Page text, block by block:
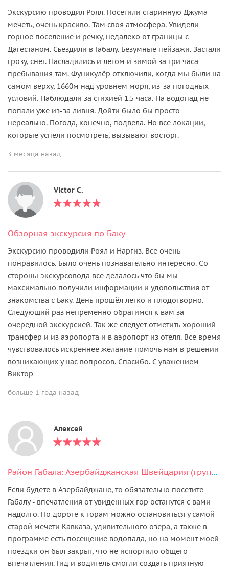
Экскурсию проводил Роял. Посетили старинную Джума
мечеть, очень красиво. Там своя атмосфера. Увидели
горное поселение и речку, недалеко от границы с
Дагестаном. Съездили в Габалу. Безумные пейзажи. Застали
грозу, снег. Насладились и летом и зимой за три часа
пребывания там. Фуникулёр отключили, когда мы были на
самом верху, 1660м над уровнем моря, из-за погодных
условий. Наблюдали за стихией 1.5 часа. На водопад не
попали уже из-за ливня. Дойти было бы просто
нереально. Погода, конечно, подвела. Но все локации,
которые успели посмотреть, вызывают восторг.
3 месяца назад
Victor C.
Обзорная экскурсия по Баку
Экскурсию проводили Роял и Наргиз. Все очень
понравилось. Было очень познавательно интересно. Со
стороны экскурсовода все делалось что бы мы
максимально получили информации и удовольствия от
знакомства с Баку. День прошёл легко и плодотворно.
Следующий раз непременно обратимся к вам за
очередной экскурсией. Так же следует отметить хороший
трансфер и из аэропорта и в аэропорт из отеля. Все время
чувствовалось искреннее желание помочь нам в решении
возникающих у нас вопросов. Спасибо. С уважением
Виктор
больше 1 года назад
Алексей
Район Габала: Азербайджанская Швейцария (групповая экскурсия)
Если будете в Азербайджане, то обязательно посетите
Габалу - впечатления от увиденных гор останутся с вами
надолго. По дороге к горам можно остановиться у самой
старой мечети Кавказа, удивительного озера, а также в
программе есть посещение водопада, но на момент моей
поездки он был закрыт, что не испортило общего
впечатления. Гид и водитель смогли создать приятную